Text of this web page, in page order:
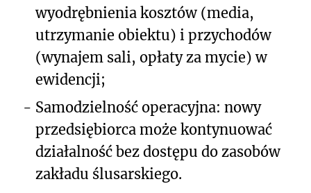
wyodrębnienia kosztów (media,
utrzymanie obiektu) i przychodów
(wynajem sali, opłaty za mycie) w
ewidencji;
- Samodzielność operacyjna: nowy
przedsiębiorca może kontynuować
działalność bez dostępu do zasobów
zakładu ślusarskiego.